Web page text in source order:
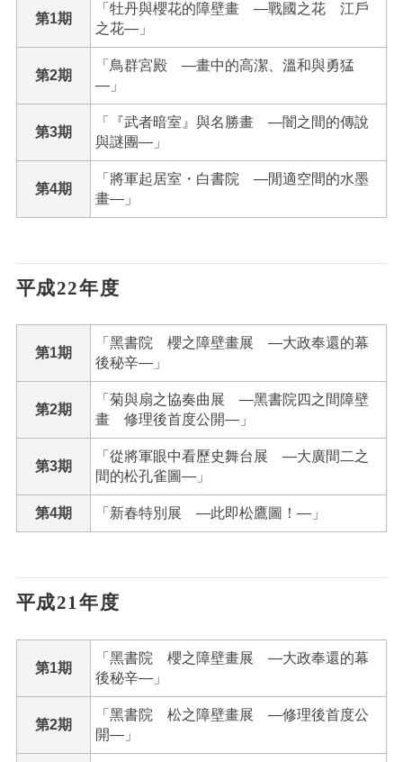
第1期
「牡丹與櫻花的障壁畫 ―戰國之花 江戶
之花―」
第2期
「鳥群宮殿 ―畫中的高潔、溫和與勇猛
―」
第3期
「『武者暗室』與名勝畫 ―闇之間的傳說
與謎團―」
第4期
「將軍起居室・白書院 ―閒適空間的水墨
畫―」
平成22年度
第1期
「黑書院 櫻之障壁畫展 ―大政奉還的幕
後秘辛―」
第2期
「菊與扇之協奏曲展 ―黑書院四之間障壁
畫 修理後首度公開―」
第3期
「從將軍眼中看歷史舞台展 ―大廣間二之
間的松孔雀圖―」
第4期 「新春特別展 ―此即松鷹圖！―」
平成21年度
第1期
「黑書院 櫻之障壁畫展 ―大政奉還的幕
後秘辛―」
第2期
「黑書院 松之障壁畫展 ―修理後首度公
開―」